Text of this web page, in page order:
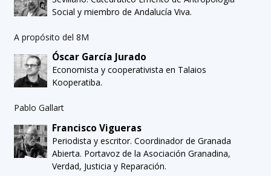
Social y miembro de Andalucía Viva.
A propósito del 8M
Óscar García Jurado
Economista y cooperativista en Talaios
Kooperatiba.
Pablo Gallart
Francisco Vigueras
Periodista y escritor. Coordinador de Granada
Abierta. Portavoz de la Asociación Granadina,
Verdad, Justicia y Reparación.